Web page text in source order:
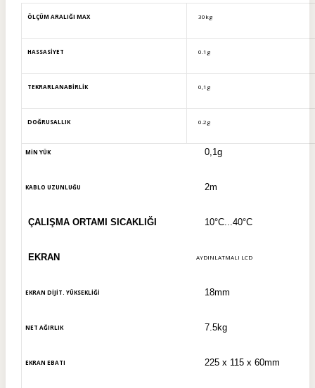
ÖLÇÜM ARALIĞI MAX 30kg
HASSASİYET 0.1g
TEKRARLANABİRLİK 0,1g
DOĞRUSALLIK 0.2g
MİN YÜK 0,1g
KABLO UZUNLUĞU 2m
ÇALIŞMA ORTAMI SICAKLIĞI 10°C...40°C
EKRAN AYDINLATMALI LCD
EKRAN DİJİT. YÜKSEKLİĞİ 18mm
NET AĞIRLIK 7.5kg
EKRAN EBATI 225 x 115 x 60mm